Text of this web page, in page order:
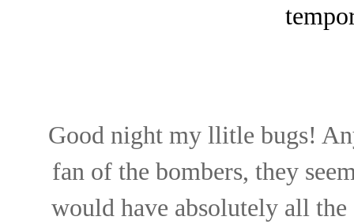
Good night my llitle bugs!
fan of the bombers, they
would have absolutely all